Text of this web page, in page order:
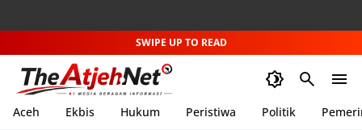
SWIPE UP TO READ
Aceh Ekbis Hukum Peristiwa Politik